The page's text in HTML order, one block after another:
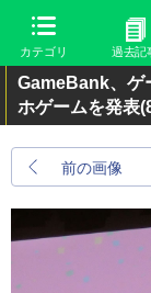
カテゴリ 過去記
GameBank、ゲ
ホゲームを発表
前の画像